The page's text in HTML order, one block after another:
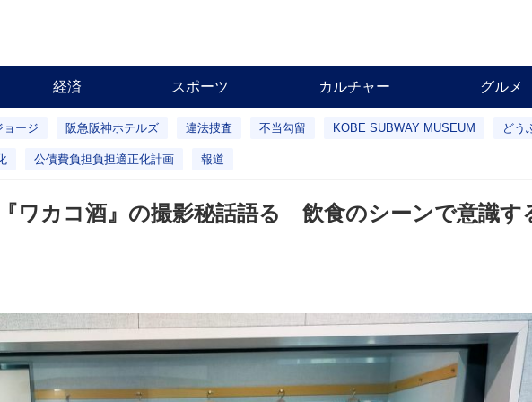
経済 スポーツ カルチャー グルメ
ョージ 阪急阪神ホテルズ 違法捜査 不当勾留 KOBE SUBWAY MUSEUM どう
公債費負担負担適正化計画 報道
ワカコ酒』の撮影秘話語る 飲食のシーンで意識す